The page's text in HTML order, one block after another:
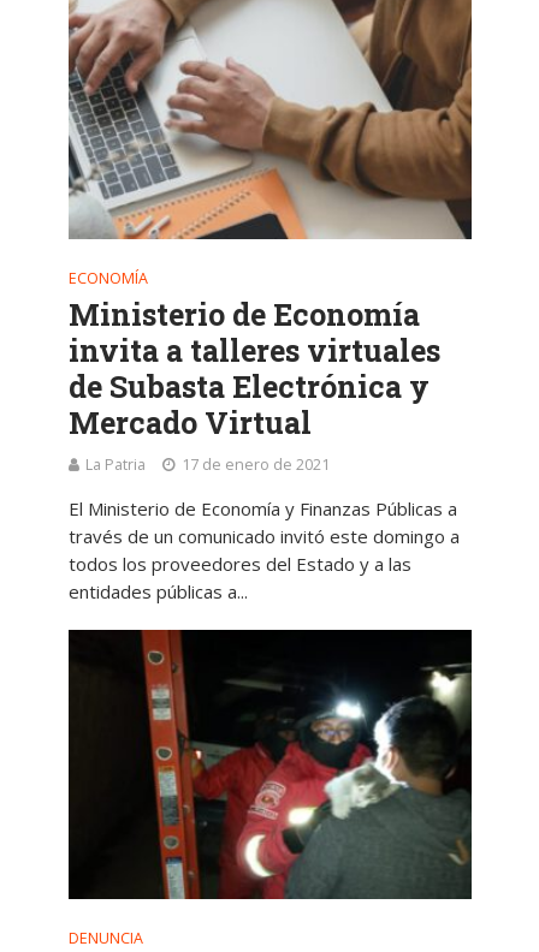
ECONOMÍA
Ministerio de Economía
invita a talleres virtuales
de Subasta Electrónica y
Mercado Virtual
La Patria 17 de enero de 2021
El Ministerio de Economía y Finanzas Públicas a
través de un comunicado invitó este domingo a
todos los proveedores del Estado y a las
entidades públicas a...
DENUNCIA